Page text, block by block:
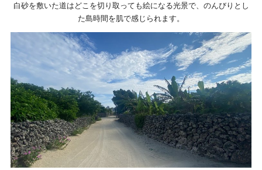
白砂を敷いた道はどこを切り取っても絵になる光景で、のんびりとし
た島時間を肌で感じられます。